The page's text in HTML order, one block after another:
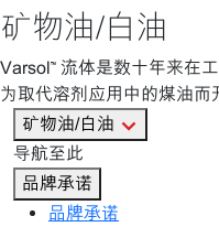
矿物油/白油
Varsol™ 流体是数十年来在
为取代溶剂应用中的煤油而
矿物油/白油
导航至此
品牌承诺
品牌承诺